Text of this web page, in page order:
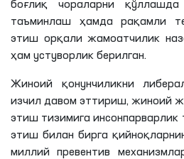
боғлиқ чораларни қўллашда
таъминлаш ҳамда рақамли
этиш орқали жамоатчилик
ҳам устуворлик берилган.
Жиноий қонунчиликни
изчил давом эттириш, жиноий
этиш тизимига инсонпарварлик
этиш билан бирга
миллий превентив